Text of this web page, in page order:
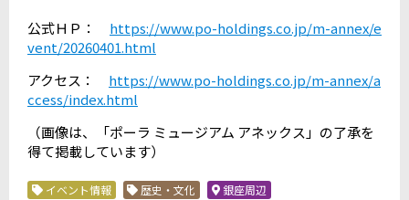
公式ＨＰ： https://www.po-holdings.co.jp/m-annex/e
vent/20260401.html
アクセス： https://www.po-holdings.co.jp/m-annex/a
ccess/index.html
（画像は、「ポーラ ミュージアム アネックス」の了承を
得て掲載しています）
イベント情報 歴史・文化 銀座周辺